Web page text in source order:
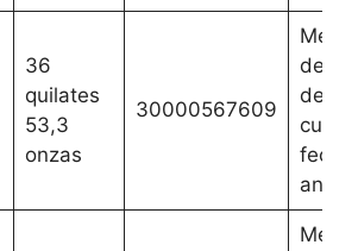
36
quilates
53,3
onzas
30000567609
del 2
de
fecha